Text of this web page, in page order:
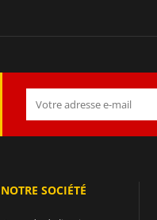
NOTRE SOCIÉTÉ